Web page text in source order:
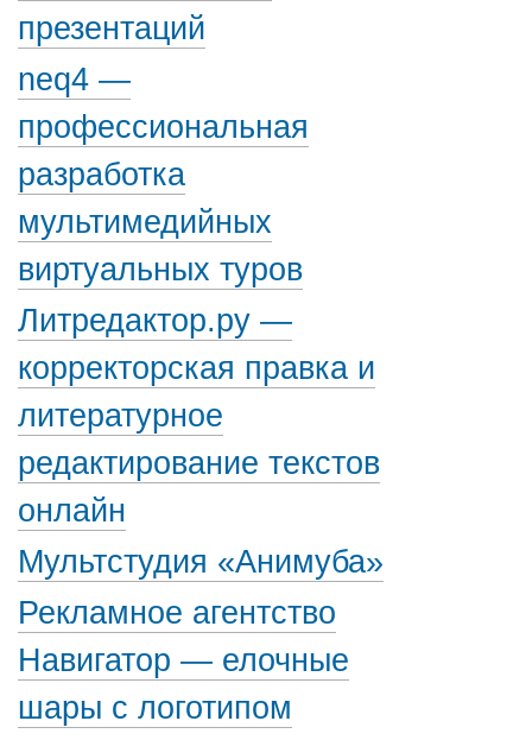
презентаций
neq4 —
профессиональная
разработка
мультимедийных
виртуальных туров
Литредактор.ру —
корректорская правка и
литературное
редактирование текстов
онлайн
Мультстудия «Анимуба»
Рекламное агентство
Навигатор — елочные
шары с логотипом